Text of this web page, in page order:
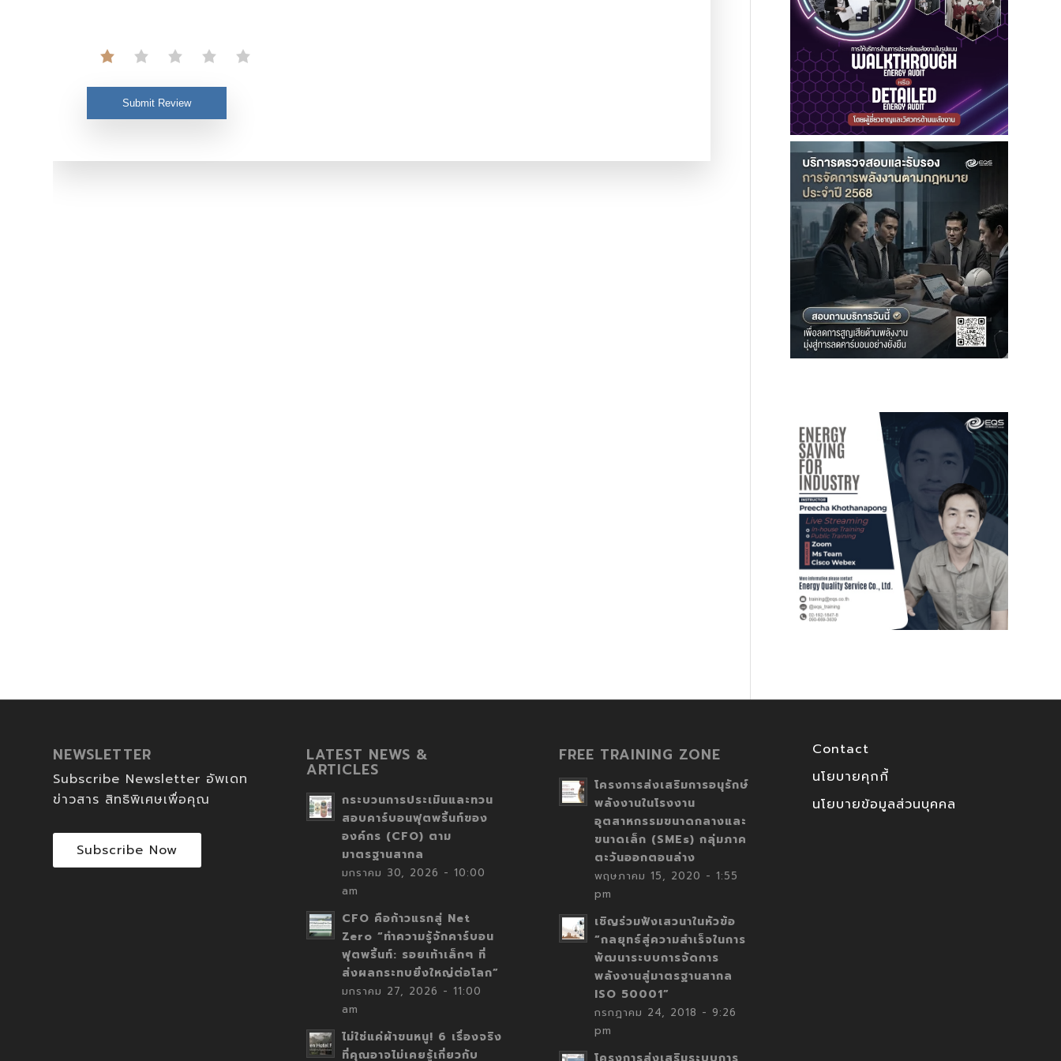
Submit Review
NEWSLETTER
Subscribe Newsletter อัพเดท
ข่าวสาร สิทธิพิเศษเพื่อคุณ
Subscribe Now
LATEST NEWS &
ARTICLES
กระบวนการประเมินและทวน
สอบคาร์บอนฟุตพริ้นท์ของ
องค์กร (CFO) ตาม
มาตรฐานสากล
มกราคม 30, 2026 - 10:00
am
CFO คือก้าวแรกสู่ Net
Zero “ทำความรู้จักคาร์บอน
ฟุตพริ้นท์: รอยเท้าเล็กๆ ที่
ส่งผลกระทบยิ่งใหญ่ต่อโลก”
มกราคม 27, 2026 - 11:00
am
ไม่ใช่แค่ผ้าขนหนู! 6 เรื่องจริง
ที่คุณอาจไม่เคยรู้เกี่ยวกับ
FREE TRAINING ZONE
โครงการส่งเสริมการอนุรักษ์
พลังงานในโรงงาน
อุตสาหกรรมขนาดกลางและ
ขนาดเล็ก (SMEs) กลุ่มภาค
ตะวันออกตอนล่าง
พฤษภาคม 15, 2020 - 1:55
pm
เชิญร่วมฟังเสวนาในหัวข้อ
“กลยุทธ์สู่ความสำเร็จในการ
พัฒนาระบบการจัดการ
พลังงานสู่มาตรฐานสากล
ISO 50001”
กรกฎาคม 24, 2018 - 9:26
pm
Contact
นโยบายคุกกี้
นโยบายข้อมูลส่วนบุคคล